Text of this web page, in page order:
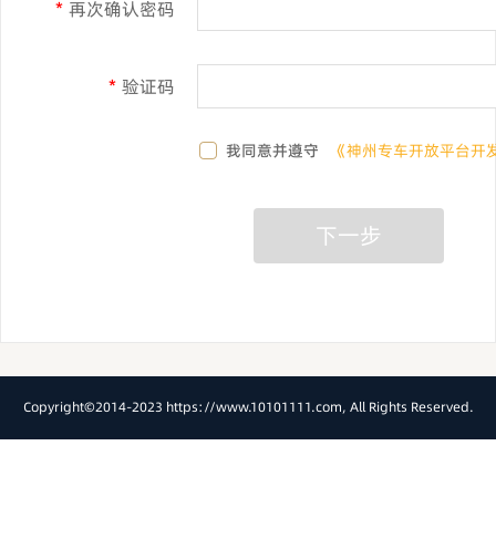
* 再次确认密码
* 验证码
我同意并遵守 《神州专车开放平台开
下一步
Copyright©2014-2023 https://www.10101111.com, All Rights Reserved.